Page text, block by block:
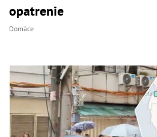
opatrenie
Domáce